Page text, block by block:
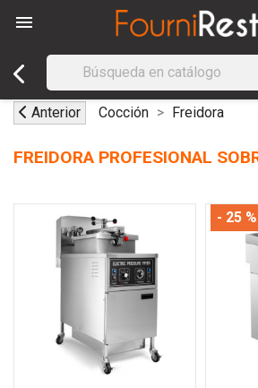

Anterior Cocción Freidora
FREIDORA PROFESIONAL
- 25 %